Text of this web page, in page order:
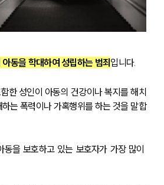
동을 학대하여 성립하는 범죄입니다.
한 성인이 아동의 건강이나 복지를 해치
는 폭력이나 가혹행위를 하는 것을 말합
동을 보호하고 있는 보호자가 가장 많이